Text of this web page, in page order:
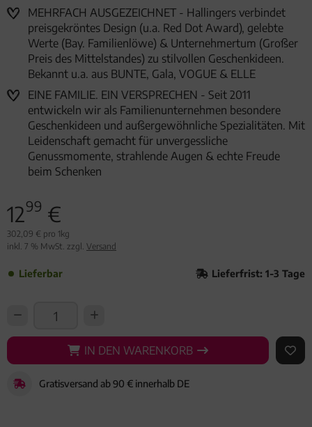
MEHRFACH AUSGEZEICHNET - Hallingers verbindet
preisgekröntes Design (u.a. Red Dot Award), gelebte
Werte (Bay. Familienlöwe) & Unternehmertum (Großer
Preis des Mittelstandes) zu stilvollen Geschenkideen.
Bekannt u.a. aus BUNTE, Gala, VOGUE & ELLE
EINE FAMILIE. EIN VERSPRECHEN - Seit 2011
entwickeln wir als Familienunternehmen besondere
Geschenkideen und außergewöhnliche Spezialitäten. Mit
Leidenschaft gemacht für unvergessliche
Genussmomente, strahlende Augen & echte Freude
beim Schenken
1299 €
302,09 € pro 1kg
inkl. 7 % MwSt. zzgl. Versand
Lieferbar Lieferfrist: 1-3 Tage
IN DEN WARENKORB
IN DEN WARENKORB AUF
Gratisversand ab 90 € innerhalb DE